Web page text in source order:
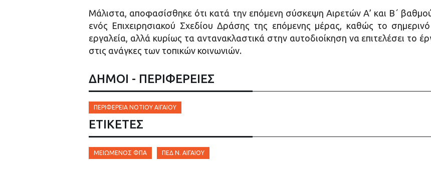
Μάλιστα, αποφασίσθηκε ότι κατά την επόμενη σύσκεψη Αιρετών Α’ και Β΄
ενός Επιχειρησιακού Σχεδίου Δράσης της επόμενης μέρας, καθώς το σημερινό
εργαλεία, αλλά κυρίως τα αντανακλαστικά στην αυτοδιοίκηση να επιτελέσει το
στις ανάγκες των τοπικών κοινωνιών.
ΔΗΜΟΙ - ΠΕΡΙΦΕΡΕΙΕΣ
ΠΕΡΙΦΈΡΕΙΑ ΝΟΤΊΟΥ ΑΙΓΑΊΟΥ
ΕΤΙΚΈΤΕΣ
ΜΕΙΩΜΈΝΟΣ ΦΠΑ ΠΕΔ Ν. ΑΙΓΑΊΟΥ